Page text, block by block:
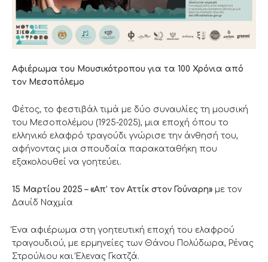
Αφιέρωμα του Μουσικότροπου για τα 100 Χρόνια από
τον Μεσοπόλεμο
Φέτος, το φεστιβάλ τιμά με δύο συναυλίες τη μουσική
του Μεσοπολέμου (1925-2025), μια εποχή όπου το
ελληνικό ελαφρό τραγούδι γνώρισε την άνθησή του,
αφήνοντας μια σπουδαία παρακαταθήκη που
εξακολουθεί να γοητεύει.
15 Μαρτίου 2025 – «Απ’ τον Αττίκ στον Γούναρη» με τον
Δαυίδ Ναχμία
Ένα αφιέρωμα στη γοητευτική εποχή του ελαφρού
τραγουδιού, με ερμηνείες των Θάνου Πολύδωρα, Ρένας
Στρούλιου και Έλενας Γκατζά.